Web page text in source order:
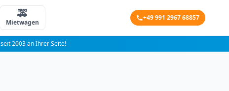
🚕
Mietwagen
+49 991 2967 68857
seit 2003 an Ihrer Seite!